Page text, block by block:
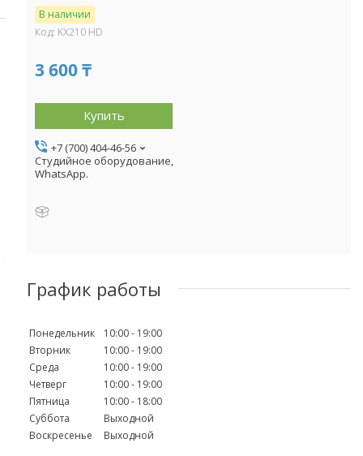
В наличии
Код: KX210 HD
3 600 ₸
Купить
+7 (700) 404-46-56
Студийное оборудование,
WhatsApp.
График работы
Понедельник 10:00
19:00
Вторник
10:00
19:00
Среда
10:00
19:00
Четверг
10:00
19:00
Пятница
10:00
18:00
Суббота
Выходной
Воскресенье
Выходной